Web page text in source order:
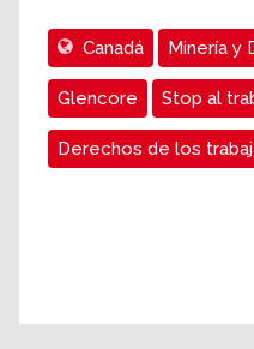
Canadá Minería y
Glencore Stop al
Derechos de los